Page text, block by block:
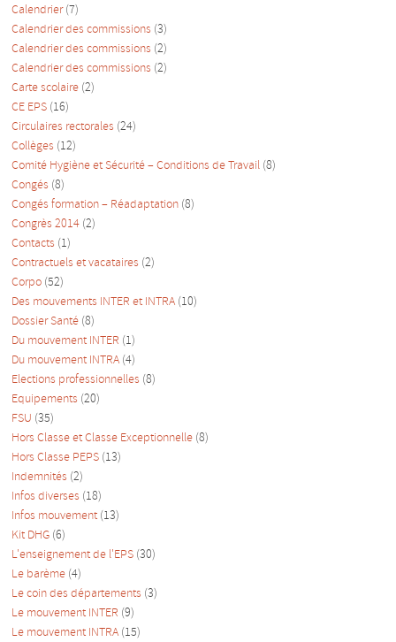
Calendrier(7)
Calendrier des commissions (3)
Calendrier des commissions (2)
Calendrier des commissions (2)
Carte scolaire (2)
CE EPS (16)
Circulaires rectorales (24)
Collèges (12)
Comité Hygiène et Sécurité – Conditions de Travail (8)
Congés (8)
Congés formation – Réadaptation (8)
Congrès 2014 (2)
Contacts (1)
Contractuels et vacataires (2)
Corpo (52)
Des mouvements INTER et INTRA (10)
Dossier Santé (8)
Du mouvement INTER (1)
Du mouvement INTRA (4)
Elections professionnelles (8)
Equipements (20)
FSU (35)
Hors Classe et Classe Exceptionnelle (8)
Hors Classe PEPS (13)
Indemnités (2)
Infos diverses (18)
Infos mouvement (13)
Kit DHG (6)
L'enseignement de l'EPS (30)
Le barème (4)
Le coin des départements (3)
Le mouvement INTER (9)
Le mouvement INTRA (15)